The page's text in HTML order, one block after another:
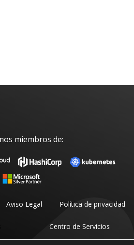
miembros de:
Aviso Legal Política de privacidad
Centro de Servicios